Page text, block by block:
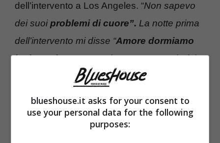
dell’intervento a Los Angeles. “Non sapevo
dei suoiproblemi di cuore”. La notte prima
dell’intervento mi disse “Amore dormiamo
insieme, ho paura”. L’intervento peggiorò le
sue condizioni e durante la stessa
mai rivelato quanto accadde“. A quel punto
Nathaly sperava che le cose potessero
blueshouse.it asks for your consent to
use your personal data for the following
purposes: